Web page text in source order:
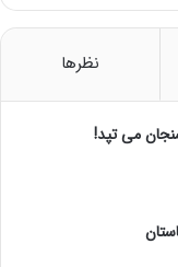
نظرها
می تپد!